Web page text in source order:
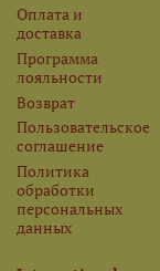
Оплата и
доставка
Программа
лояльности
Возврат
Пользовательское
соглашение
Политика
обработки
персональных
данных